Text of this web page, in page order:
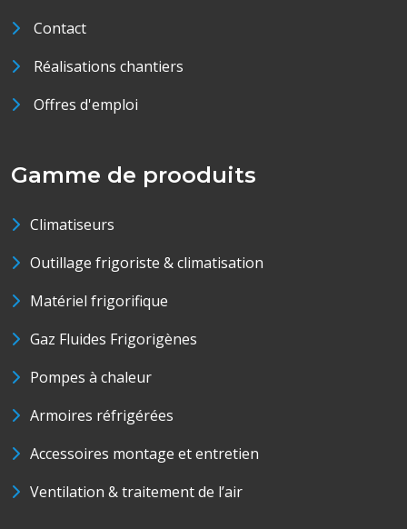
Contact
Réalisations chantiers
Offres d'emploi
Gamme de prooduits
Climatiseurs
Outillage frigoriste & climatisation
Matériel frigorifique
Gaz Fluides Frigorigènes
Pompes à chaleur
Armoires réfrigérées
Accessoires montage et entretien
Ventilation & traitement de l’air